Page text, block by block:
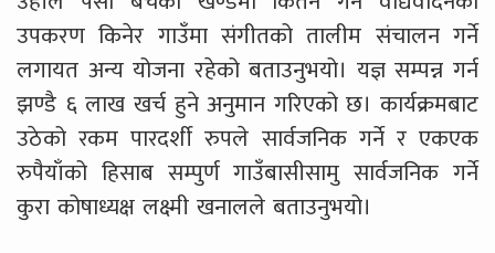
उपकरण किनेर गाउँमा संगीतको तालीम संचालन गर्ने
लगायत अन्य योजना रहेको बताउनुभयो। यज्ञ सम्पन्न गर्न
झण्डै ६ लाख खर्च हुने अनुमान गरिएको छ। कार्यक्रमबाट
उठेको रकम पारदर्शी रुपले सार्वजनिक गर्ने र एकएक
रुपैयाँको हिसाब सम्पुर्ण गाउँबासीसामु सार्वजनिक गर्ने
कुरा कोषाध्यक्ष लक्ष्मी खनालले बताउनुभयो।